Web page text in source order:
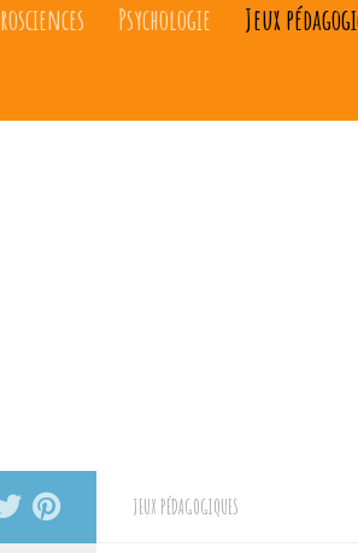
Psychologie Jeux
JEUX PÉDAGOGIQUES